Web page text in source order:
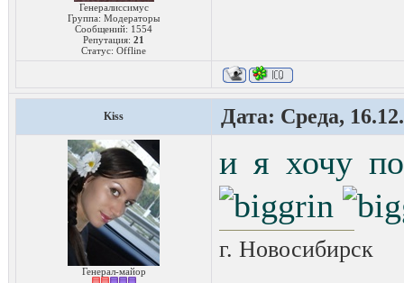
Генералиссимус
Группа: Модераторы
Сообщений: 1554
Репутация: 21
Статус: Offline
Kiss Дата: Среда,
Генерал-майор
и я хочу
г. Новосибирск